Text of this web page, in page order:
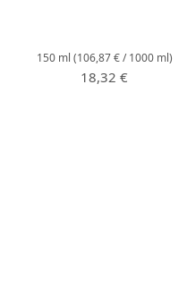
150 ml (106,87 € / 1000 ml)
Prezzo normale:
18,32 €